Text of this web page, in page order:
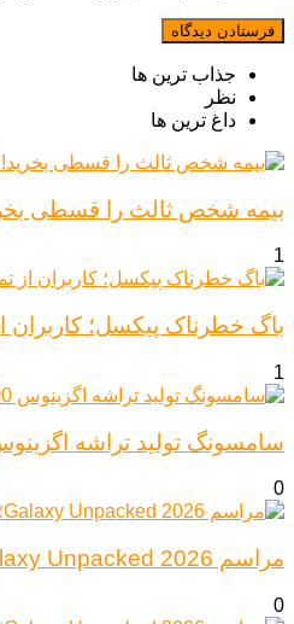
جذاب ترین ها
نظر
داغ ترین ها
بیمه شخص ثالث را قسطی
1
باگ خطرناک پیکسل؛ کاربران از تماس با 911 محروم
1
سامسونگ تولید تراشه اگزینوس 2500 را قطعی
0
مراسم Galaxy Unpacked 2026
0